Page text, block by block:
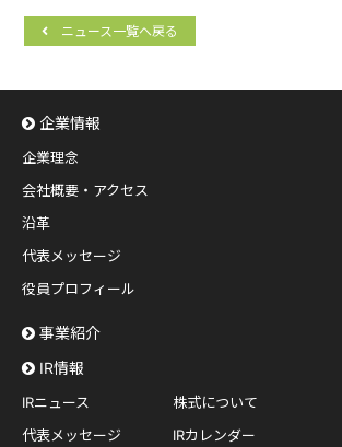
ニュース一覧へ戻る
企業情報
企業理念
会社概要・アクセス
沿革
代表メッセージ
役員プロフィール
事業紹介
IR情報
IRニュース
代表メッセージ
株式について
IRカレンダー